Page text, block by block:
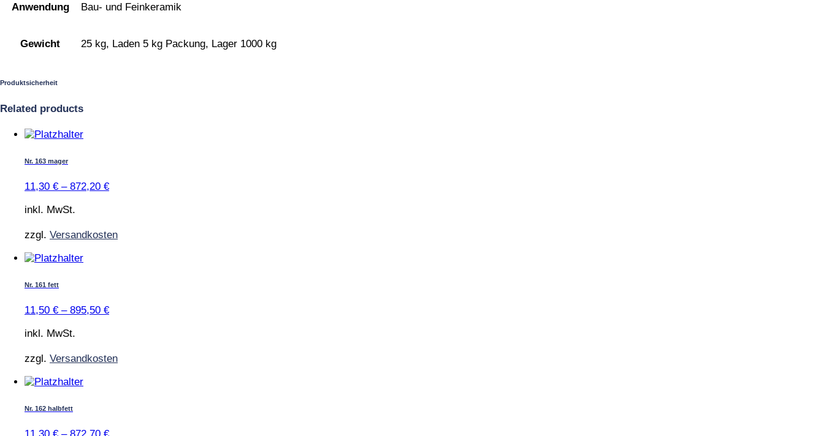
Anwendung Bau- und Feinkeramik
Gewicht 25 kg, Laden 5 kg Packung, Lager 1000 kg
Produktsicherheit
Related products
Dieses
Varianten
können
der
Nr. 163 mager
11,30 € – 872,20 €
inkl. MwSt.
zzgl. Versandkosten
Dieses
Varianten
können
der
Nr. 161 fett
11,50 € – 895,50 €
inkl. MwSt.
zzgl. Versandkosten
Dieses
Varianten
Nr. 162 halbfett